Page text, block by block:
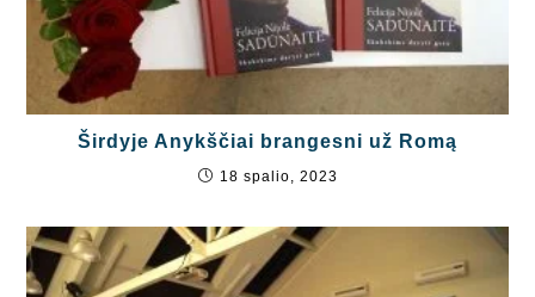
Širdyje Anykščiai brangesni už Romą
18 spalio, 2023